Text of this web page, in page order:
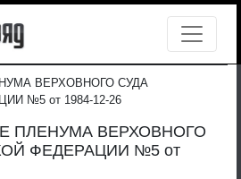
ВЕРХОВНОГО СУДА
№5 от 1984-12-26
ПЛЕНУМА ВЕРХОВНОГО
ФЕДЕРАЦИИ №5 от